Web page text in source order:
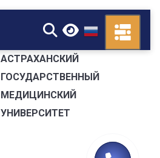
▼
АСТРАХАНСКИЙ
ГОСУДАРСТВЕННЫЙ
МЕДИЦИНСКИЙ
УНИВЕРСИТЕТ